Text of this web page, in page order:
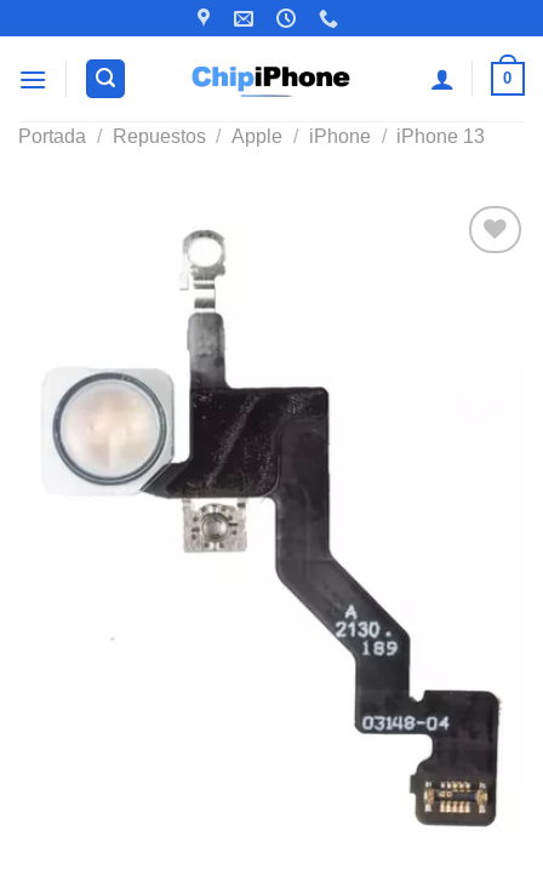
contenido
0
Portada / Repuestos / Apple / iPhone / iPhone 13